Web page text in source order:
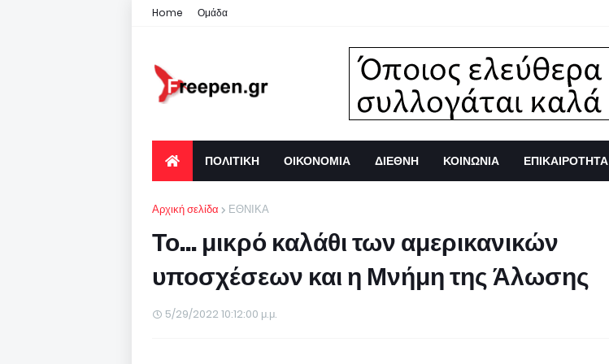
Home Ομάδα
ΠΟΛΙΤΙΚΗ ΟΙΚΟΝΟΜΙΑ ΔΙΕΘΝΗ ΚΟΙΝΩΝΙΑ ΕΠΙΚΑΙΡΟΤΗΤΑ
Αρχική σελίδα ΕΘΝΙΚΑ
Το... μικρό καλάθι των αμερικανικών
υποσχέσεων και η Μνήμη της Άλωσης
5/29/2022 10:12:00 μ.μ.